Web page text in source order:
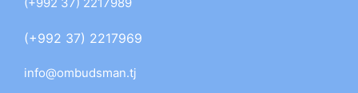
(+992 37) 2217969
info@ombudsman.tj